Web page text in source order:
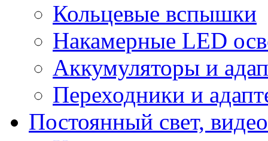
Кольцевые вспышки
Накамерные LED
Аккумуляторы и
Переходники и
Постоянный свет,